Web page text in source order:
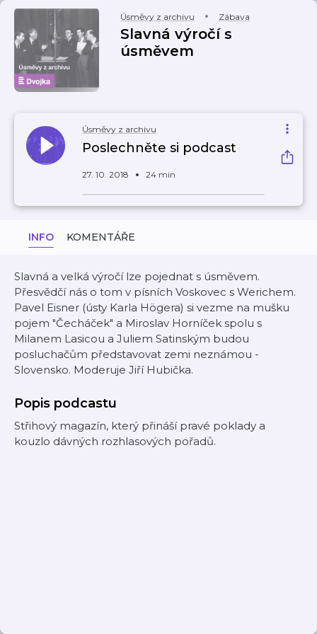
Úsměvy z archivu Zábava
Slavná výročí s
úsměvem
Úsměvy z archivu
Poslechněte si podcast
27. 10. 2018 24 min
INFO KOMENTÁŘE
Slavná a velká výročí lze pojednat s úsměvem.
Přesvědčí nás o tom v písních Voskovec s Werichem.
Pavel Eisner (ústy Karla Högera) si vezme na mušku
pojem "Čecháček" a Miroslav Horníček spolu s
Milanem Lasicou a Juliem Satinským budou
posluchačům představovat zemi neznámou -
Slovensko. Moderuje Jiří Hubička.
Popis podcastu
Střihový magazín, který přináší pravé poklady a
kouzlo dávných rozhlasových pořadů.